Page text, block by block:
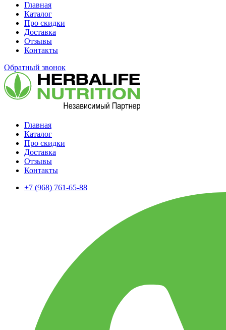
Главная
Каталог
Про скидки
Доставка
Отзывы
Контакты
Обратный звонок
Главная
Каталог
Про скидки
Доставка
Отзывы
Контакты
+7 (968) 761-65-88